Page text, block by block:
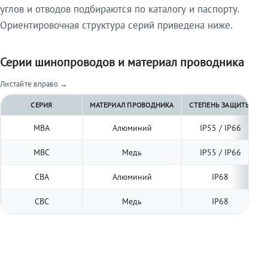
углов и отводов подбираются по каталогу и паспорту.
Ориентировочная структура серий приведена ниже.
Серии шинопроводов и материал проводника
Листайте вправо →
СЕРИЯ МАТЕРИАЛ ПРОВОДНИКА СТЕПЕНЬ ЗАЩИТЫ
МВА Алюминий IP55 / IP66
МВС Медь IP55 / IP66
СВА Алюминий IP68
СВС Медь IP68